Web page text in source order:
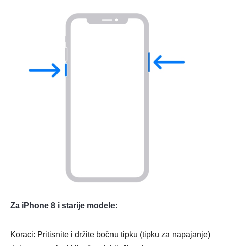
Za iPhone 8 i starije modele:
Koraci: Pritisnite i držite bočnu tipku (tipku za napajanje)